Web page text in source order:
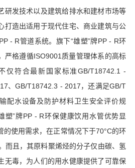
研发技术以及建筑给排水和建材市场等
打造出适用于现代住宅、商业建筑与公
- R管道系统。旗下“雄塑”牌PP - R环
严格遵循ISO9001质量管理体系的高标
仅符合最新国家标准GB/T18742.1 -
、GB/T18742.3 - 2017，还满足GB/T
配水设备及防护材料卫生安全评价规
塑”牌PP - R环保健康饮用水管优势显
的使用需求，在正常情况下于70°C的环
而且，其原料聚烯烃的分子仅由碳、氢
无毒，为人们的用水健康提供了可靠保